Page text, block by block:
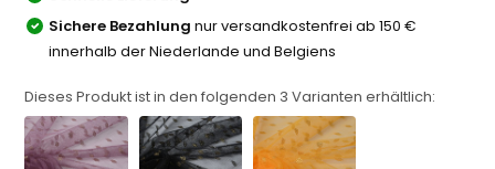
Sichere Bezahlung nur versandkostenfrei ab 150 €
innerhalb der Niederlande und Belgiens
Dieses Produkt ist in den folgenden 3 Varianten erhältlich: